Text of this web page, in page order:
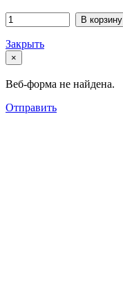
В корзину
Закрыть
×
Веб-форма не найдена.
Отправить